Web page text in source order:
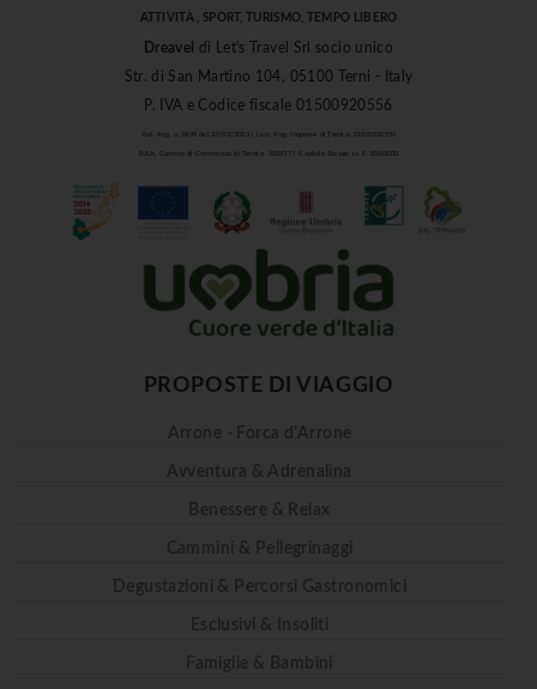
ATTIVITÀ , SPORT, TURISMO, TEMPO LIBERO
Dreavel
di Let's Travel Srl socio unico
Str. di San Martino 104, 05100 Terni - Italy
P. IVA e Codice fiscale 01500920556
Aut. Reg. n. 1849 del 27/03/2013 | Iscr. Reg. Imprese di Terni n. 01500920556
R.E.A. Camera di Commercio di Terni n. 101937 | Capitale Sociale i.v. € 10.000,00
PROPOSTE DI VIAGGIO
Arrone - Forca d'Arrone
Avventura & Adrenalina
Benessere & Relax
Cammini & Pellegrinaggi
Degustazioni & Percorsi Gastronomici
Esclusivi & Insoliti
Famiglie & Bambini